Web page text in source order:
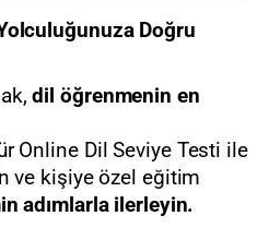
Doğru
dil öğrenmenin en
Online Dil Seviye Testi ile
ve kişiye özel eğitim
adımlarla ilerleyin.